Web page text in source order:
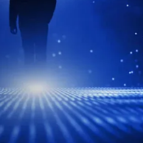
Logicalis 充分发挥集体
图，顺利交付可持续的关
了解更多